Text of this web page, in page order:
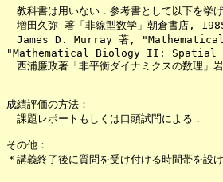
教科書は用いない．参考書として以下を挙
増田久弥 著「非線型数学」朝倉書店,
James D. Murray 著,
"Mathematical Biology II: Spatial
西浦廉政著「非平衡ダイナミクスの数理」
成績評価の方法：
課題レポートもしくは口頭試問による．
その他：